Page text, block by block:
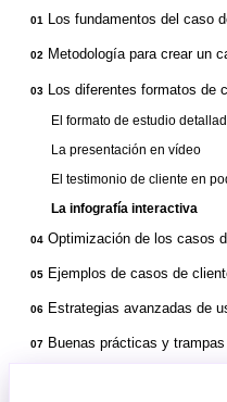
01 Los fundamentos del caso
02 Metodología para crear un
03 Los diferentes formatos de
El formato de estudio
La presentación en vídeo
El testimonio de cliente en
La infografía interactiva
04 Optimización de los casos
05 Ejemplos de casos de
06 Estrategias avanzadas de
07 Buenas prácticas y